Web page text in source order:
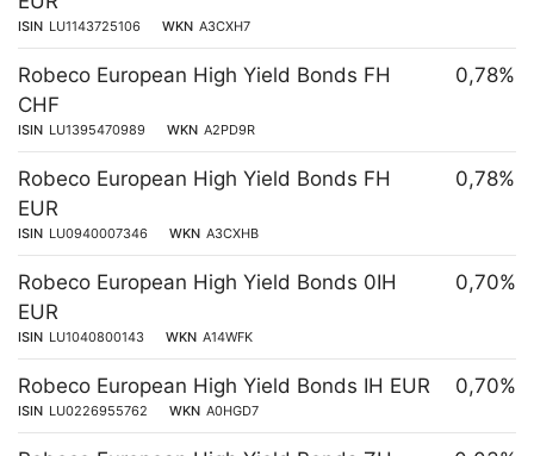
ISIN LU1143725106 WKN A3CXH7
Robeco European High Yield Bonds FH
CHF
ISIN LU1395470989 WKN A2PD9R
0,78%
Robeco European High Yield Bonds FH
EUR
ISIN LU0940007346 WKN A3CXHB
0,78%
Robeco European High Yield Bonds 0IH
EUR
ISIN LU1040800143 WKN A14WFK
0,70%
Robeco European High Yield Bonds IH EUR
ISIN LU0226955762 WKN A0HGD7
0,70%